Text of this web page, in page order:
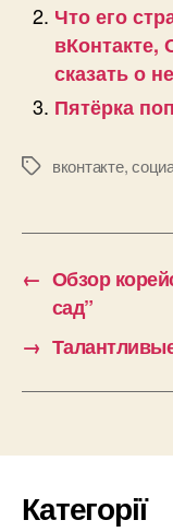
Что его
вКонтакте,
сказать о
Пятёрка
Позначкивконтакте,
← Обзор
сад”
→
Категорії